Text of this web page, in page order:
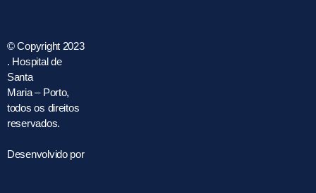
© Copyright 2023
. Hospital de
Santa
Maria – Porto,
todos os direitos
reservados.
Desenvolvido por